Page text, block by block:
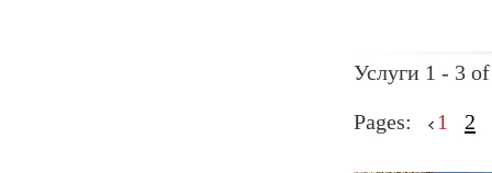
Услуги 1 - 3
Pages: 1 2